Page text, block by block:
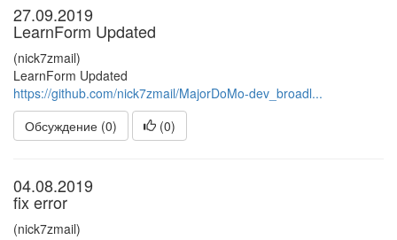
27.09.2019
LearnForm Updated
(nick7zmail)
LearnForm Updated
https://github.com/nick7zmail/MajorDoMo-dev_broadl...
Обсуждение (0)
(0)
04.08.2019
fix error
(nick7zmail)